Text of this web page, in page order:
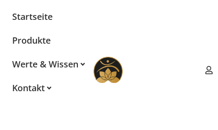
InhaltStartseite
Produkte
Werte & Wissen
Kontakt